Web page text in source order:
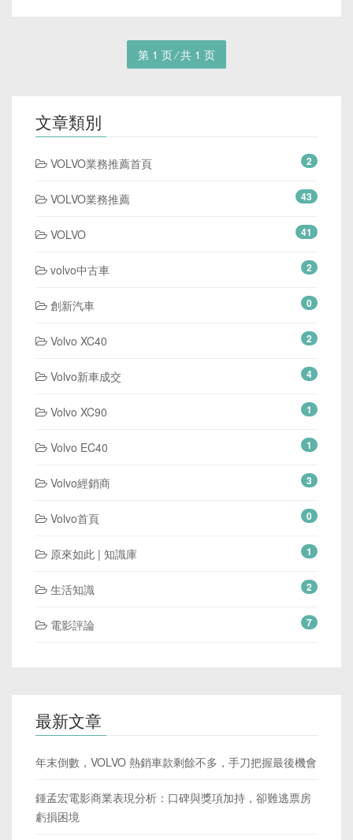
第 1 页 ⁄ 共 1 页
文章類別
VOLVO業務推薦首頁 2
VOLVO業務推薦 43
VOLVO 41
volvo中古車 2
創新汽車 0
Volvo XC40 2
Volvo新車成交 4
Volvo XC90 1
Volvo EC40 1
Volvo經銷商 3
Volvo首頁 0
原來如此 | 知識庫 1
生活知識 2
電影評論 7
最新文章
年末倒數，VOLVO 熱銷車款剩餘不多，手刀把握最後機會
鍾孟宏電影商業表現分析：口碑與獎項加持，卻難逃票房
虧損困境